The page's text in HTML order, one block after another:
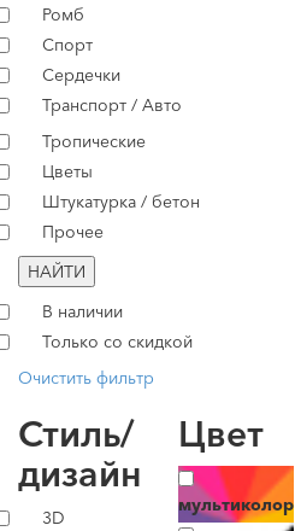
Ромб
Спорт
Сердечки
Транспорт / Авто
Тропические
Цветы
Штукатурка / бетон
Прочее
НАЙТИ
В наличии
Только со скидкой
Очистить фильтр
Стиль/
дизайн
3D
Цвет
мультиколор